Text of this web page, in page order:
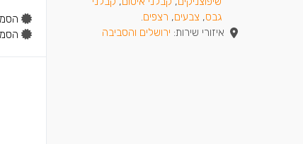
גבס, צבעים, רצפים.
איזורי שירות: ירושלים והסביבה